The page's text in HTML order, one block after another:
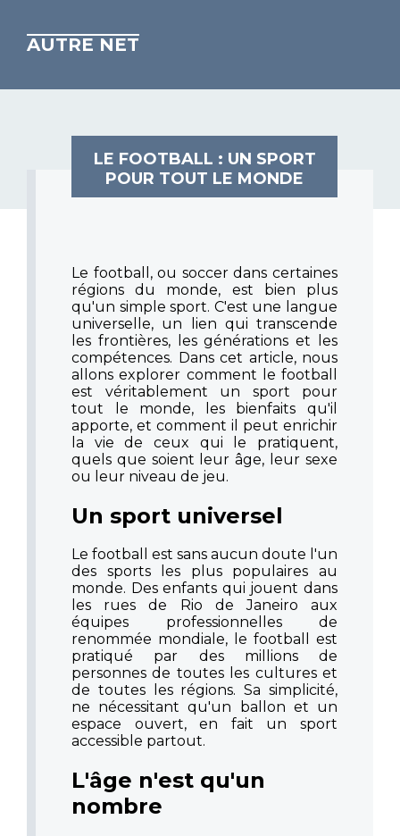
AUTRE NET
LE FOOTBALL : UN SPORT
POUR TOUT LE MONDE
Le football, ou soccer dans certaines
régions du monde, est bien plus
qu'un simple sport. C'est une langue
universelle, un lien qui transcende
les frontières, les générations et les
compétences. Dans cet article, nous
allons explorer comment le football
est véritablement un sport pour
tout le monde, les bienfaits qu'il
apporte, et comment il peut enrichir
la vie de ceux qui le pratiquent,
quels que soient leur âge, leur sexe
ou leur niveau de jeu.
Un sport universel
Le football est sans aucun doute l'un
des sports les plus populaires au
monde. Des enfants qui jouent dans
les rues de Rio de Janeiro aux
équipes professionnelles de
renommée mondiale, le football est
pratiqué par des millions de
personnes de toutes les cultures et
de toutes les régions. Sa simplicité,
ne nécessitant qu'un ballon et un
espace ouvert, en fait un sport
accessible partout.
L'âge n'est qu'un
nombre